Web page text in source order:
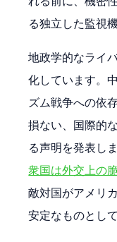
る独立した監視
地政学的なライ
化しています。
ズム戦争への依
損ない、国際的
る声明を発表しま
衆国は外交上の
敵対国がアメリ
安定なものとし